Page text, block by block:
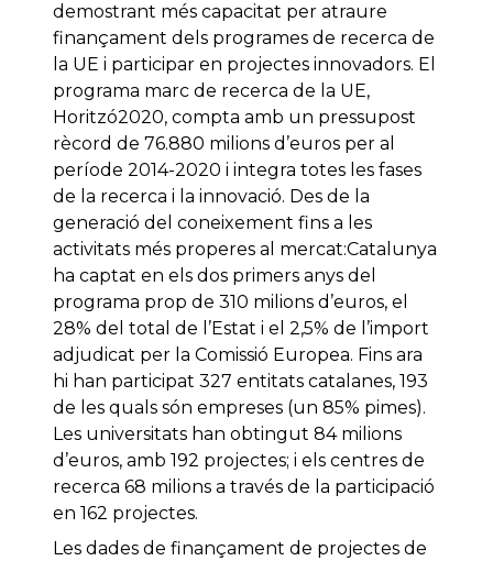
demostrant més capacitat per atraure
finançament dels programes de recerca de
la UE i participar en projectes innovadors. El
programa marc de recerca de la UE,
Horitzó2020, compta amb un pressupost
rècord de 76.880 milions d’euros per al
període 2014-2020 i integra totes les fases
de la recerca i la innovació. Des de la
generació del coneixement fins a les
activitats més properes al mercat:Catalunya
ha captat en els dos primers anys del
programa prop de 310 milions d’euros, el
28% del total de l’Estat i el 2,5% de l’import
adjudicat per la Comissió Europea. Fins ara
hi han participat 327 entitats catalanes, 193
de les quals són empreses (un 85% pimes).
Les universitats han obtingut 84 milions
d’euros, amb 192 projectes; i els centres de
recerca 68 milions a través de la participació
en 162 projectes.
Les dades de finançament de projectes de